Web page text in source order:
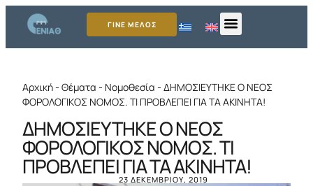
ΓΙΝΕ ΜΕΛΟΣ
Αρχική- Θέματα - Νομοθεσία - ΔΗΜΟΣΙΕΥΤΗΚΕ Ο ΝΕΟΣ
ΦΟΡΟΛΟΓΙΚΟΣ ΝΟΜΟΣ. ΤΙ ΠΡΟΒΛΕΠΕΙ ΓΙΑ ΤΑ ΑΚΙΝΗΤΑ!
ΔΗΜΟΣΙΕΥΤΗΚΕ Ο ΝΕΟΣ
ΦΟΡΟΛΟΓΙΚΟΣ ΝΟΜΟΣ. ΤΙ
ΠΡΟΒΛΕΠΕΙ ΓΙΑ ΤΑ ΑΚΙΝΗΤΑ!
23 ΔΕΚΕΜΒΡΊΟΥ, 2019